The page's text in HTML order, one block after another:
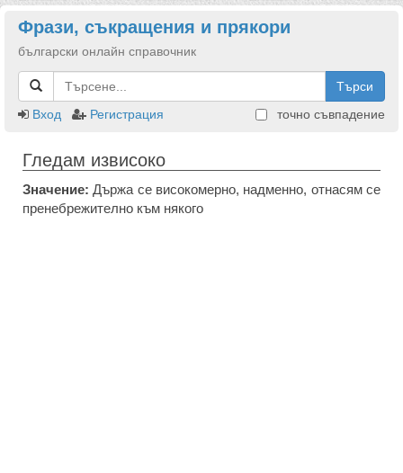
Фрази, съкращения и прякори
български онлайн справочник
Търси
Вход
Регистрация точно съвпадение
Гледам извисоко
Значение: Държа се високомерно, надменно, отнасям се
пренебрежително към някого